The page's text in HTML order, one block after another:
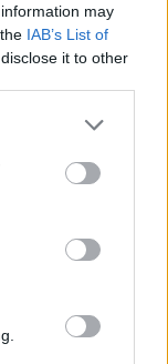
may
IAB’s List of
it to other